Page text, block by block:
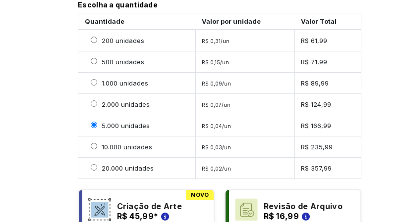
Escolha a quantidade
Quantidade Valor por unidade Valor Total
Selecionar 200 unidades
200 unidades R$ 0,31/un R$ 61,99
Selecionar 500 unidades
500 unidades R$ 0,15/un R$ 71,99
Selecionar 1000 unidades
1.000 unidades R$ 0,09/un R$ 89,99
Selecionar 2000 unidades
2.000 unidades R$ 0,07/un R$ 124,99
Selecionar 5000 unidades
5.000 unidades R$ 0,04/un R$ 166,99
Selecionar 10000 unidades
10.000 unidades R$ 0,03/un R$ 235,99
Selecionar 20000 unidades
20.000 unidades R$ 0,02/un R$ 357,99
NOVO
Criação de Arte
R$ 45,99*
Revisão de Arquivo
R$ 16,99